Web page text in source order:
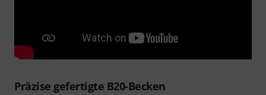
Präzise gefertigte B20-Becken